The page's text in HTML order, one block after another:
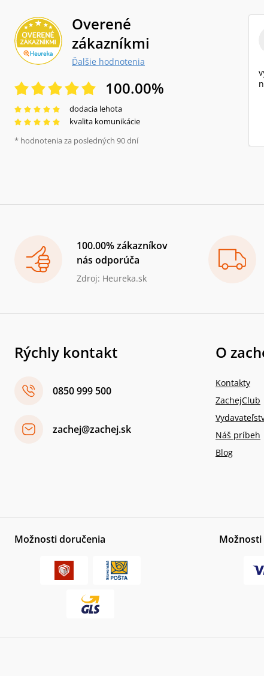
Overené
zákazníkmi
Ďalšie hodnotenia
100.00%
dodacia lehota
kvalita komunikácie
* hodnotenia za posledných 90 dní
100.00% zákazníkov
nás odporúča
Zdroj: Heureka.sk
Rýchly kontakt
0850 999 500
zachej@zachej.sk
O
Kontakty
ZachejClub
Náš príbeh
Blog
Možnosti doručenia